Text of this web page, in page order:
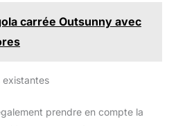
carrée Outsunny avec
existantes
prendre en compte la